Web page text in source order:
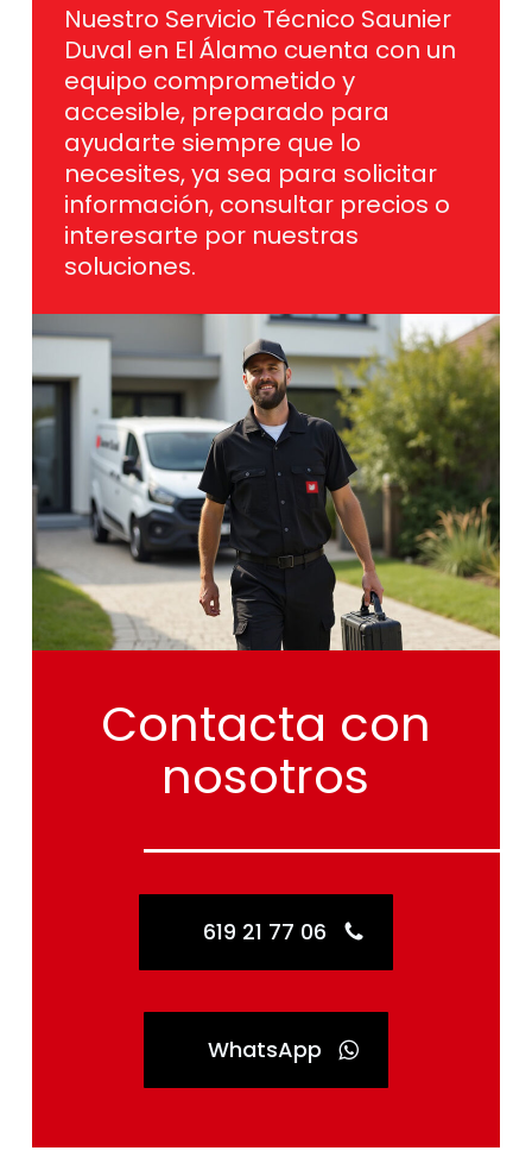
Nuestro Servicio Técnico Saunier
Duval en El Álamo cuenta con un
equipo comprometido y
accesible, preparado para
ayudarte siempre que lo
necesites, ya sea para solicitar
información, consultar precios o
interesarte por nuestras
soluciones.
Contacta con
nosotros
619 21 77 06
WhatsApp